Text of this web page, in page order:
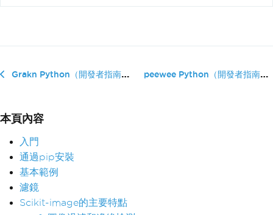
Grakn Python（開發者指南） peewee Python（開發者指南）
本頁內容
入門
通過pip安裝
基本範例
濾鏡
Scikit-image的主要特點